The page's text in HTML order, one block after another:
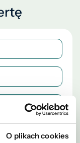
O plikach cookies